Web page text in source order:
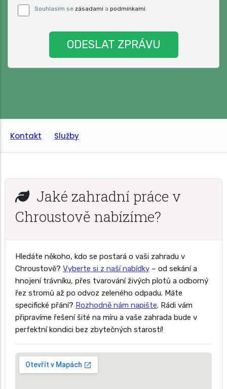
Pro odeslání musite odsouhlasit naše
podmínky.
Souhlasím se zásadami a podmínkami.
Kontakt Služby
Jaké zahradní práce v
Chroustově nabízíme?
Hledáte někoho, kdo se postará o vaši zahradu v
Chroustově? Vyberte si z naší nabídky – od sekání a
hnojení trávníku, přes tvarování živých plotů a odborný
řez stromů až po odvoz zeleného odpadu. Máte
specifické přání? Rozhodně nám napište. Rádi vám
připravíme řešení šité na míru a vaše zahrada bude v
perfektní kondici bez zbytečných starostí!